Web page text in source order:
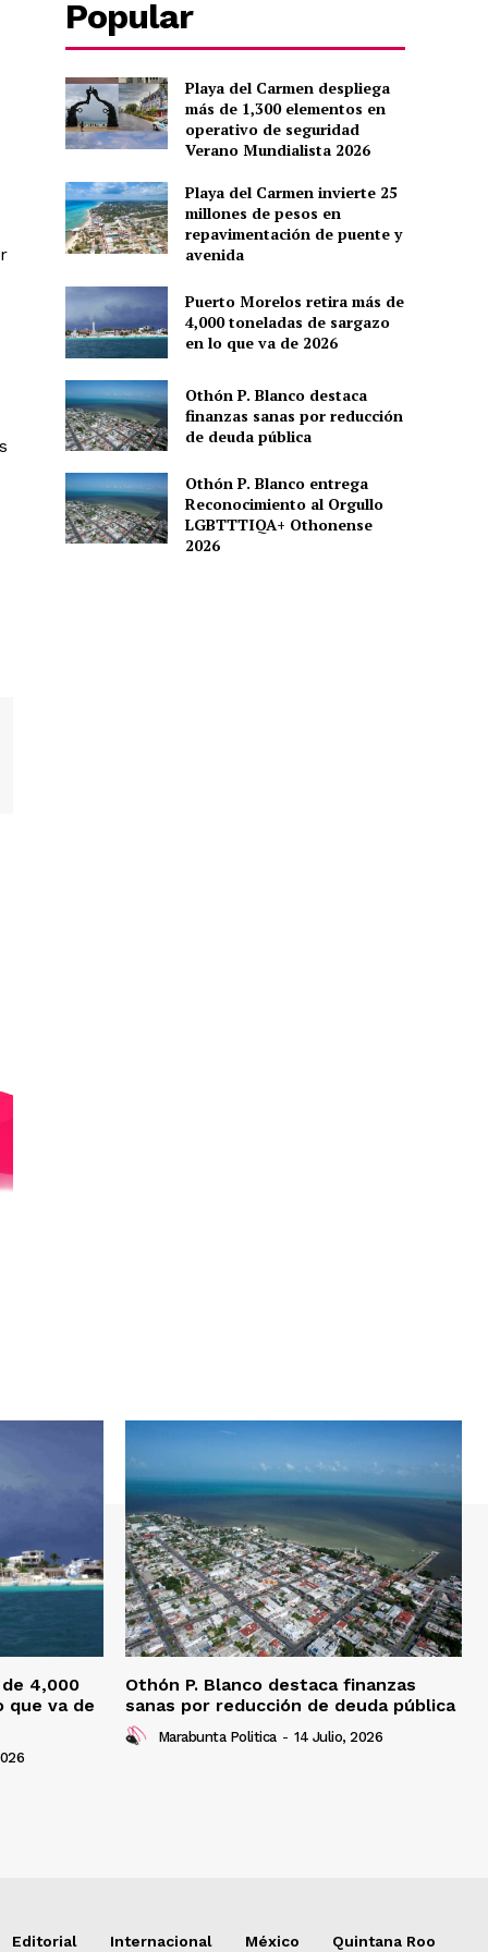
Popular
Playa del Carmen despliega
más de 1,300 elementos en
operativo de seguridad
Verano Mundialista 2026
Playa del Carmen invierte 25
millones de pesos en
repavimentación de puente y
avenida
Puerto Morelos retira más de
4,000 toneladas de sargazo
en lo que va de 2026
Othón P. Blanco destaca
finanzas sanas por reducción
de deuda pública
Othón P. Blanco entrega
Reconocimiento al Orgullo
LGBTTTIQA+ Othonense
2026
4,000
que va de
Othón P. Blanco destaca finanzas
sanas por reducción de deuda pública
Marabunta Politica - 14 Julio, 2026
Editorial Internacional México Quintana Roo